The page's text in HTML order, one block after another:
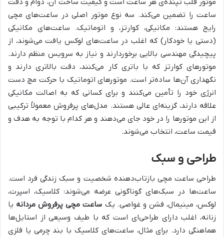
ساعت را تضمین می‌کند. سه نوع موتور اصلی در ساعت‌های مچی
رایج هستند: مکانیکی، کوارتز، و اتوماتیک. ساعت‌های مکانیکی
(دستی یا خودکار) که اغلب در ساعت‌های لوکس یافت می‌شوند، از
پیچیدگی مهندسی بالایی برخوردارند و نیاز به سرویس منظم دارند.
موتورهای کوارتز که با باتری کار می‌کنند، دقت بالاتری دارند و
نگهداری آن‌ها ساده‌تر است. موتورهای اتوماتیک با حرکت مچ دست
انرژی خود را تأمین می‌کنند و برای کسانی که به اصالت مکانیکی
علاقه دارند، گزینه‌ای عالی هستند. مدل‌های پرفروش معمولاً ترکیبی
از این موتورها را در خود جای می‌دهند و هر کدام با توجه به هدف و
قیمت ساعت، انتخاب می‌شوند.
طراحی و سبک
طراحی ساعت مچی بازتاب‌دهنده شخصیت و سبک زندگی فرد است.
ساعت‌ها در سبک‌های گوناگونی عرضه می‌شوند: کلاسیک، اسپرت،
لوکس، مینیمال، فشن و غواصی. یک ساعت مچی پرفروش مردانه یا
زنانه، اغلب دارای طراحی‌ای است که با طیف وسیعی از استایل‌ها
هماهنگی دارد. برای مثال، ساعت‌های کلاسیک با بند چرمی یا فلزی